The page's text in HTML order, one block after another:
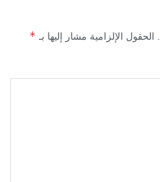
الحقول الإلزامية مشار إليها بـ *